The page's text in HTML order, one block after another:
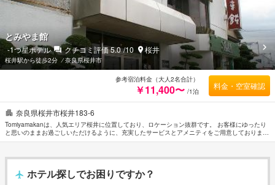
奈良県桜井市桜井183-6
Tomiyamakanは、人気エリア桜井に位置しており、ロケーション抜群です。 お客様にゆったり
と思いのままお過ごしいただけるように、充実したサービスとアメニティをご用意しておりま
す。 Tomiyamakanのスタッフがおもてなしの心を持って丁寧にご対応します。 贅沢なインテリ
をご体験いただけます。 Tomiyamakanはおもてなしの心と一流のサービスをご提供していま
とみやま館
-1つ星ホテル クチコミ評価5.0 /10 桜井
桜井駅から徒歩2分 ⁄奈良県桜井市
参考宿泊料金（大人2名合計）
￥11,400〜 /1泊
料金・空室確認
ホテル探しでお困りですか？